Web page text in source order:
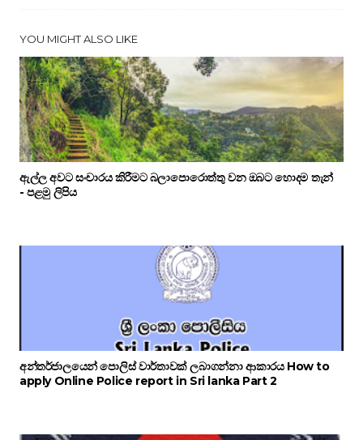
YOU MIGHT ALSO LIKE
ඇල්ල අවට සංචාරය කිරීමට බලාපොරොත්තු වන ඔබට හොදම තැන්
- පළමු ලිපිය
අන්තර්ජාලයෙන් පොලිස් වාර්තාවක් ලබාගන්නා ආකාරය How to
apply Online Police report in Sri lanka Part 2